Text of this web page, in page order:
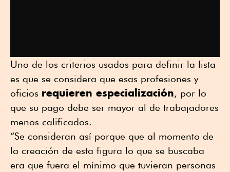
Uno de los criterios usados para definir la lista
es que se considera que esas profesiones y
oficios requieren especialización, por lo
que su pago debe ser mayor al de trabajadores
menos calificados.
“Se consideran así porque que al momento de
la creación de esta figura lo que se buscaba
era que fuera el mínimo que tuvieran personas